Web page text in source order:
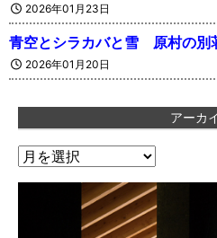
2026年01月23日
青空とシラカバと雪 原村の別
2026年01月20日
アーカ
ア